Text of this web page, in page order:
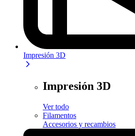
Impresión 3D
Impresión 3D
Ver todo
Filamentos
Accesorios y recambios